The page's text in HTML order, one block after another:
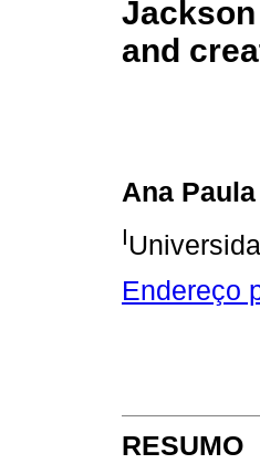
and
Ana
I
Endereço
RESUMO